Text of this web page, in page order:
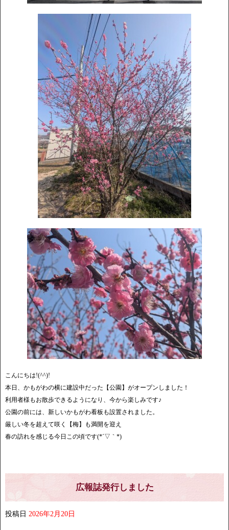
こんにちは!(^^)!
本日、かもがわの横に建設中だった【公園】がオープンしました！
利用者様もお散歩できるようになり、今から楽しみです♪
公園の前には、新しいかもがわ看板も設置されました。
厳しい冬を超えて咲く【梅】も満開を迎え
春の訪れを感じる今日この頃です(*´▽｀*)
広報誌発行しました
投稿日 2026年2月20日